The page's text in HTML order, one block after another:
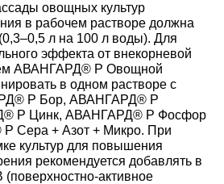
овощных культур
в рабочем растворе должна
л на 100 л воды). Для
эффекта от внекорневой
АВАНГАРД® Р Овощной
в одном растворе с
Р Бор, АВАНГАРД® Р
Р Цинк, АВАНГАРД® Р Фосфор
Сера + Азот + Микро. При
культур для повышения
рекомендуется добавлять в
активное